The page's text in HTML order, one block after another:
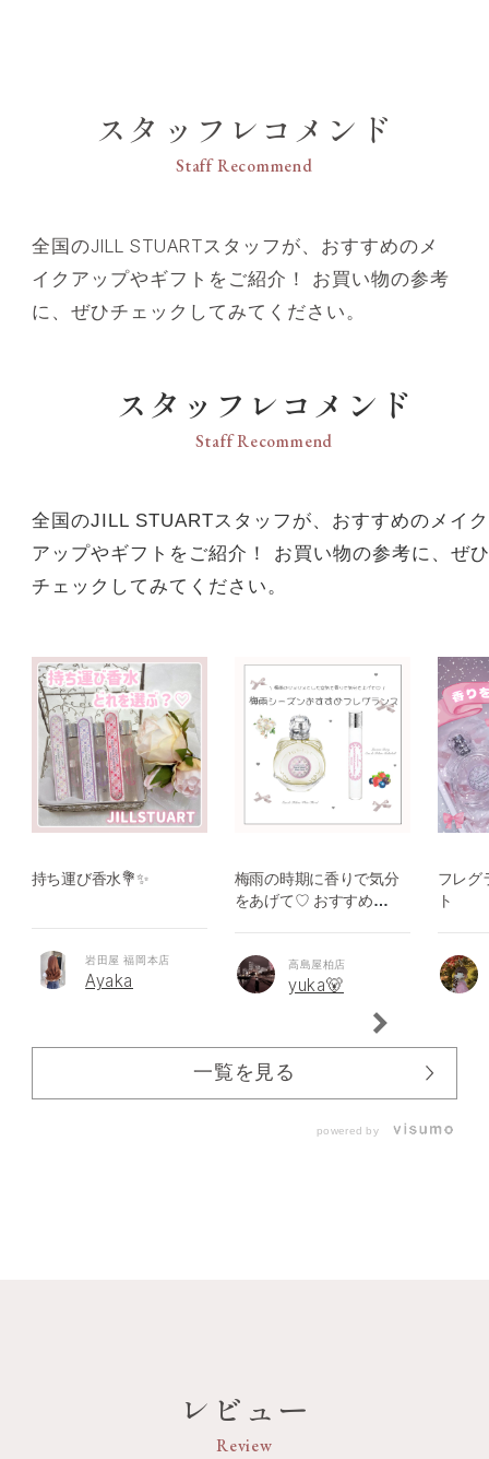
スタッフレコメンド
Staff Recommend
全国のJILL STUARTスタッフが、おすすめのメ
イクアップやギフトをご紹介！ お買い物の参考
に、ぜひチェックしてみてください。
スタッフレコメンド
Staff Recommend
全国のJILL STUARTスタッフが、おすすめのメイク
アップやギフトをご紹介！ お買い物の参考に、ぜひ
チェックしてみてください。
持ち運び香水💐✨
岩田屋 福岡本店
Ayaka
梅雨の時期に香りで気分
をあげて♡ おすすめフ
高島屋柏店
yuka🐻
フレグ
ト
一覧を見る
powered by
レビュー
Review